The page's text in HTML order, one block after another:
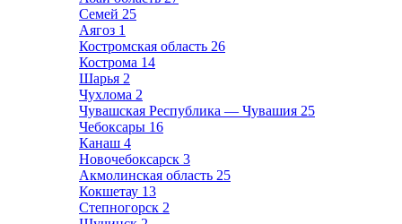
Семей 25
Аягоз 1
Костромская область 26
Кострома 14
Шарья 2
Чухлома 2
Чувашская Республика — Чувашия 25
Чебоксары 16
Канаш 4
Новочебоксарск 3
Акмолинская область 25
Кокшетау 13
Степногорск 2